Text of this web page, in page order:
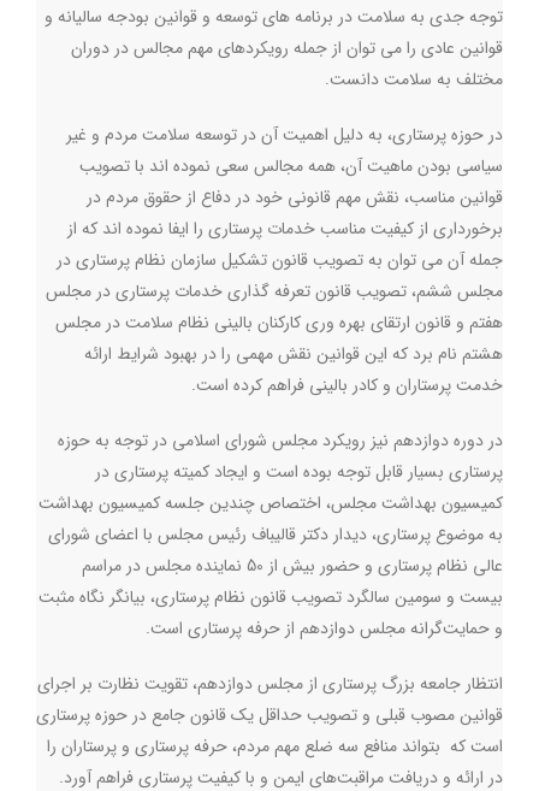
توجه جدی به سلامت در برنامه های توسعه و قوانین بودجه سالیانه و
قوانین عادی را می توان از جمله رویکردهای مهم مجالس در دوران
مختلف به سلامت دانست.
در حوزه پرستاری، به دلیل اهمیت آن در توسعه سلامت مردم و غیر
سیاسی بودن ماهیت آن، همه مجالس سعی نموده اند با تصویب
قوانین مناسب، نقش مهم قانونی خود در دفاع از حقوق مردم در
برخورداری از کیفیت مناسب خدمات پرستاری را ایفا نموده اند که از
جمله آن می توان به تصویب قانون تشکیل سازمان نظام پرستاری در
مجلس ششم، تصویب قانون تعرفه گذاری خدمات پرستاری در مجلس
هفتم و قانون ارتقای بهره وری کارکنان بالینی نظام سلامت در مجلس
هشتم نام برد که این قوانین نقش مهمی را در بهبود شرایط ارائه
خدمت پرستاران و کادر بالینی فراهم کرده است.
در دوره دوازدهم نیز رویکرد مجلس شورای اسلامی در توجه به حوزه
پرستاری بسیار قابل توجه بوده است و ایجاد کمیته پرستاری در
کمیسیون بهداشت مجلس، اختصاص چندین جلسه کمیسیون بهداشت
به موضوع پرستاری، دیدار دکتر قالیباف رئیس مجلس با اعضای شورای
عالی نظام پرستاری و حضور بیش از 50 نماینده مجلس در مراسم
بیست و سومین سالگرد تصویب قانون نظام پرستاری، بیانگر نگاه مثبت
و حمایت‌گرانه مجلس دوازدهم از حرفه پرستاری است.
انتظار جامعه بزرگ پرستاری از مجلس دوازدهم، تقویت نظارت بر اجرای
قوانین مصوب قبلی و تصویب حداقل یک قانون جامع در حوزه پرستاری
است که بتواند منافع سه ضلع مهم مردم، حرفه پرستاری و پرستاران را
در ارائه و دریافت مراقبت‌های ایمن و با کیفیت پرستاری فراهم آورد.